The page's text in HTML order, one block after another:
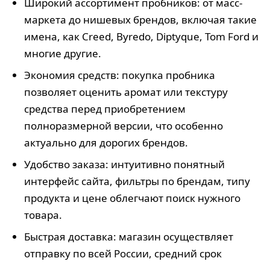
Широкий ассортимент пробников: от масс-
маркета до нишевых брендов, включая такие
имена, как Creed, Byredo, Diptyque, Tom Ford и
многие другие.
Экономия средств: покупка пробника
позволяет оценить аромат или текстуру
средства перед приобретением
полноразмерной версии, что особенно
актуально для дорогих брендов.
Удобство заказа: интуитивно понятный
интерфейс сайта, фильтры по брендам, типу
продукта и цене облегчают поиск нужного
товара.
Быстрая доставка: магазин осуществляет
отправку по всей России, средний срок